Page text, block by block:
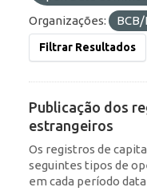
Organizações:
Filtrar Resultados
Publicação dos
estrangeiros
Os registros de
seguintes tipos de
em cada período